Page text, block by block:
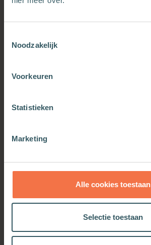
Noodzakelijk
Voorkeuren
Statistieken
Marketing
Alle cookies toestaan
Selectie toestaan
De waarheid maakt vrij
Meer informatie
OOK INTERESSANT